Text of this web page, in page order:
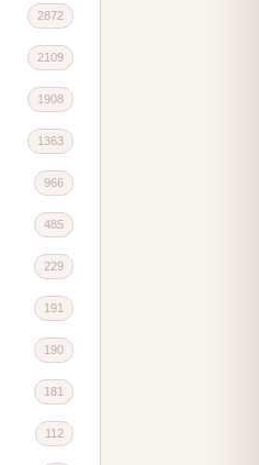
2872
2109
1908
1363
966
485
229
191
190
181
112